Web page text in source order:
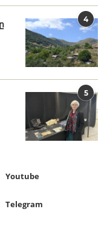
4
5
Youtube
Telegram